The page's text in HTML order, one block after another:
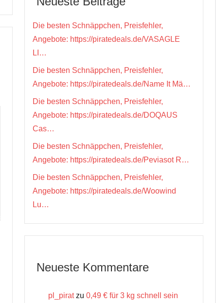
Die besten Schnäppchen, Preisfehler,
Angebote: https://piratedeals.de/VASAGLE
LI…
Die besten Schnäppchen, Preisfehler,
Angebote: https://piratedeals.de/Name It Mä…
Die besten Schnäppchen, Preisfehler,
Angebote: https://piratedeals.de/DOQAUS
Cas…
Die besten Schnäppchen, Preisfehler,
Angebote: https://piratedeals.de/Peviasot R…
Die besten Schnäppchen, Preisfehler,
Angebote: https://piratedeals.de/Woowind
Lu…
Neueste Kommentare
pl_piratzu 0,49 € für 3 kg schnell sein